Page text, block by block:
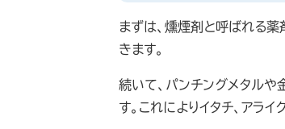
まずは、燻煙剤と呼ばれる薬
きます。
続いて、パンチングメタルや
す。これによりイタチ、アラ